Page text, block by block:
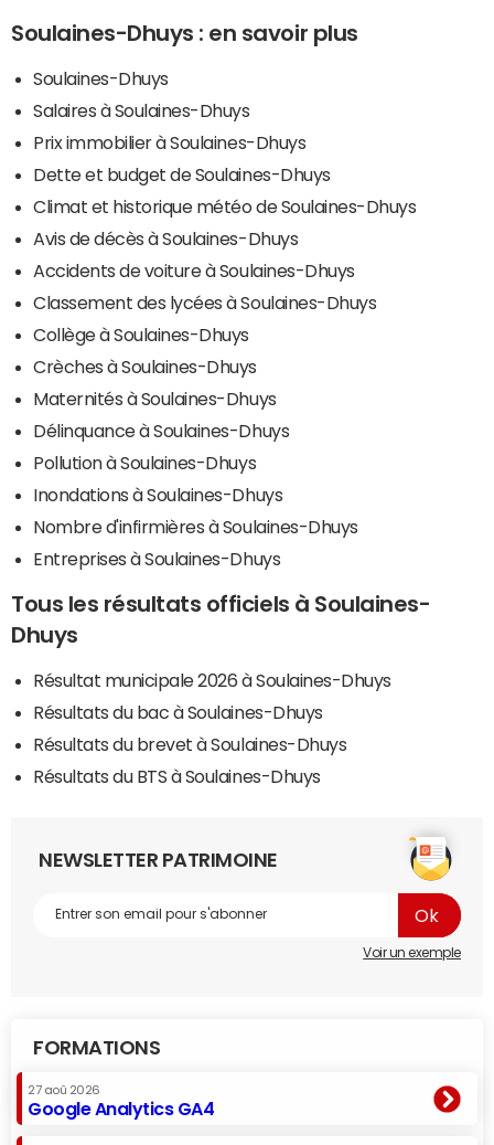
Soulaines-Dhuys : en savoir plus
Soulaines-Dhuys
Salaires à Soulaines-Dhuys
Prix immobilier à Soulaines-Dhuys
Dette et budget de Soulaines-Dhuys
Climat et historique météo de Soulaines-Dhuys
Avis de décès à Soulaines-Dhuys
Accidents de voiture à Soulaines-Dhuys
Classement des lycées à Soulaines-Dhuys
Collège à Soulaines-Dhuys
Crèches à Soulaines-Dhuys
Maternités à Soulaines-Dhuys
Délinquance à Soulaines-Dhuys
Pollution à Soulaines-Dhuys
Inondations à Soulaines-Dhuys
Nombre d'infirmières à Soulaines-Dhuys
Entreprises à Soulaines-Dhuys
Tous les résultats officiels à Soulaines-
Dhuys
Résultat municipale 2026 à Soulaines-Dhuys
Résultats du bac à Soulaines-Dhuys
Résultats du brevet à Soulaines-Dhuys
Résultats du BTS à Soulaines-Dhuys
NEWSLETTER PATRIMOINE
Voir un exemple
FORMATIONS
27 aoû 2026
Google Analytics GA4